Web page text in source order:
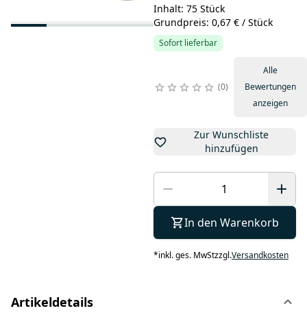
Inhalt: 75 Stück
Grundpreis: 0,67 € / Stück
Sofort lieferbar
0
Alle
Bewertungen
anzeigen
Zur Wunschliste
hinzufügen
In den Warenkorb
*inkl. ges. MwStzzgl.Versandkosten
Artikeldetails